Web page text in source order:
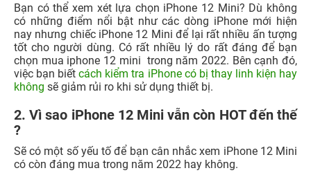
Bạn có thể xem xét lựa chọn iPhone 12 Mini? Dù không
có những điểm nổi bật như các dòng iPhone mới hiện
nay nhưng chiếc iPhone 12 Mini để lại rất nhiều ấn tượng
tốt cho người dùng. Có rất nhiều lý do rất đáng để bạn
chọn mua iphone 12 mini trong năm 2022. Bên cạnh đó,
việc bạn biếtcách kiểm tra iPhone có bị thay linh kiện hay
không sẽ giảm rủi ro khi sử dụng thiết bị.
2. Vì sao iPhone 12 Mini vẫn còn HOT đến thế
?
Sẽ có một số yếu tố để bạn cân nhắc xem iPhone 12 Mini
có còn đáng mua trong năm 2022 hay không.